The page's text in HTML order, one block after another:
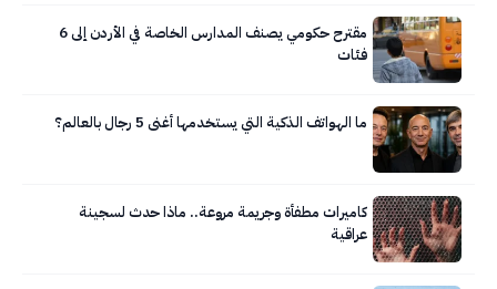
مقترح حكومي يصنف المدارس الخاصة في الأردن إلى 6
فئات
ما الهواتف الذكية التي يستخدمها أغنى 5 رجال بالعالم؟
كاميرات مطفأة وجريمة مروعة.. ماذا حدث لسجينة
عراقية